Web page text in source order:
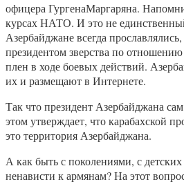
офицера ГургенаМаргаряна.
курсах НАТО. И это не
Азербайджане всегда
президентом зверства по
плен в ходе боевых действий.
их и размещают в Интернете.
Так что президент Азербайджана
этом утверждает, что карабахской
это территория Азербайджана.
А как быть с поколениями, с
ненависти к армянам? На этот